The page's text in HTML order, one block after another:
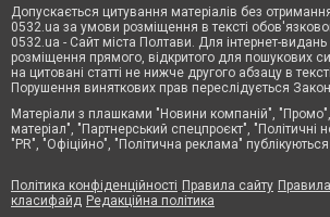
Допускається цитування матеріалів без
0532.ua за умови розміщення в тексті
0532.ua - Сайт міста Полтави. Для інтернет-
розміщення прямого, відкритого для пошукових
на цитовані статті не нижче другого абзацу в
Порушення виняткових прав переслідується
Матеріали з плашками "Новини компаній",
матеріал", "Партнерський спецпроєкт", "Політичні
"PR", "Офіційно", "Політична реклама"
Політика конфіденційності Правила сайту Правила
класифайд Редакційна політика